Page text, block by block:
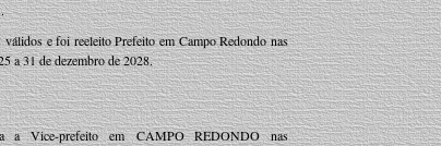
e foi reeleito Prefeito em Campo Redondo nas
a 31 de dezembro de 2028.
a Vice-prefeito em CAMPO REDONDO nas